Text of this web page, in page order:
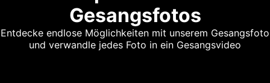
Gesangsfotos
Entdecke endlose Möglichkeiten mit unserem Gesangsfoto
und verwandle jedes Foto in ein Gesangsvideo